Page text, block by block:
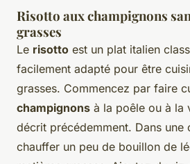
Risotto aux champignons
grasses
Le risotto est un plat italien
facilement adapté pour être
grasses. Commencez par faire
champignons à la poêle ou à la
décrit précédemment. Dans une
chauffer un peu de bouillon de